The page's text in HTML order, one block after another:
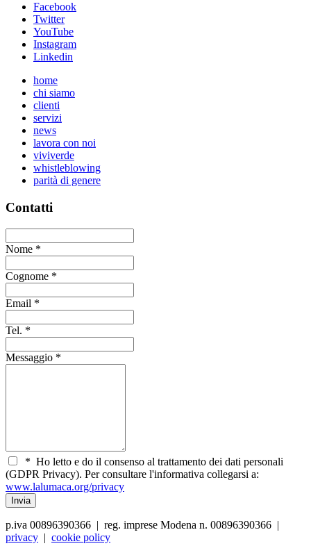
Facebook
Twitter
YouTube
Instagram
Linkedin
home
chi siamo
clienti
servizi
news
lavora con noi
viviverde
whistleblowing
parità di genere
Contatti
Nome *
Cognome *
Email *
Tel. *
Messaggio *
* Ho letto e do il consenso al trattamento dei dati personali
(GDPR Privacy). Per consultare l'informativa collegarsi a:
www.lalumaca.org/privacy
p.iva 00896390366 | reg. imprese Modena n. 00896390366 |
privacy | cookie policy